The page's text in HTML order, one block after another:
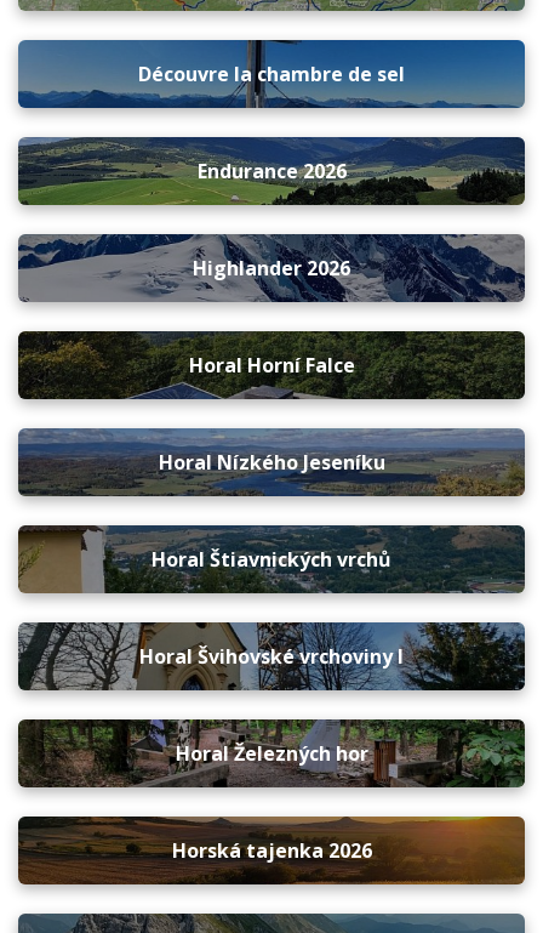
Découvre la chambre de sel
Endurance 2026
Highlander 2026
Horal Horní Falce
Horal Nízkého Jeseníku
Horal Štiavnických vrchů
Horal Švihovské vrchoviny I
Horal Železných hor
Horská tajenka 2026